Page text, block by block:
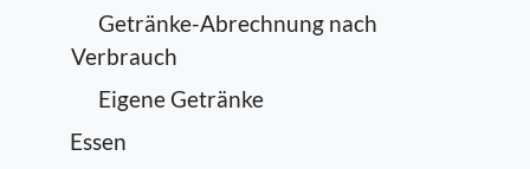
Getränke-Abrechnung nach
Verbrauch
Eigene Getränke
Essen